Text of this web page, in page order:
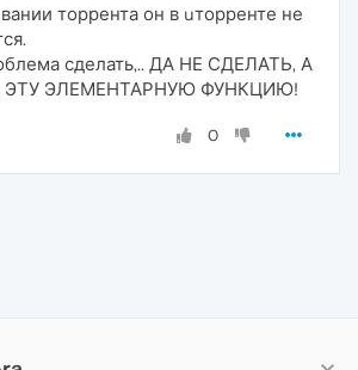
торрента он в uторренте не
сделать,.. ДА НЕ СДЕЛАТЬ, А
ЭТУ ЭЛЕМЕНТАРНУЮ ФУНКЦИЮ!
0